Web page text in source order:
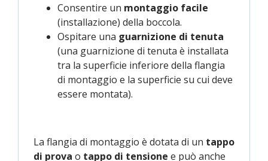
Consentire un montaggio facile
(installazione) della boccola.
Ospitare una guarnizione di tenuta
(una guarnizione di tenuta è installata
tra la superficie inferiore della flangia
di montaggio e la superficie su cui deve
essere montata).
La flangia di montaggio è dotata di un tappo
di prova o tappo di tensione e può anche